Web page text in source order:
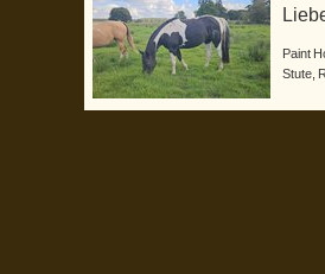
Paint
Stute